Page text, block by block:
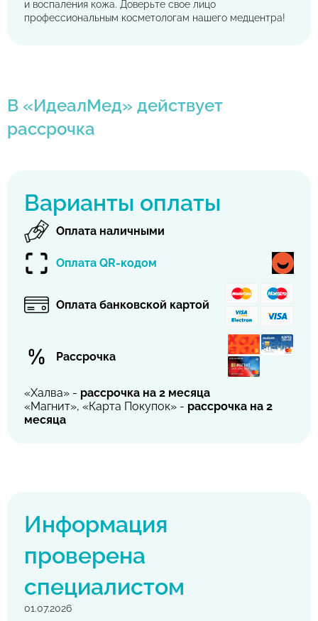
и воспаления кожа. Доверьте свое лицо
профессиональным косметологам нашего медцентра!
В «ИдеалМед» действует
рассрочка
Варианты оплаты
Оплата наличными
Оплата QR-кодом
Оплата банковской картой
Рассрочка
«Халва» - рассрочка на 2 месяца
«Магнит», «Карта Покупок» - рассрочка на 2
месяца
Информация
проверена
специалистом
01.07.2026